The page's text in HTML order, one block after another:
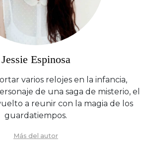
Jessie Espinosa
varios relojes en la infancia,
de una saga de misterio, el
a reunir con la magia de los
guardatiempos.
Más del autor